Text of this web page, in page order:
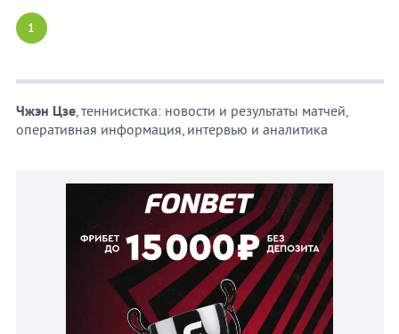
1
Чжэн Цзе, теннисистка: новости и результаты матчей,
оперативная информация, интервью и аналитика